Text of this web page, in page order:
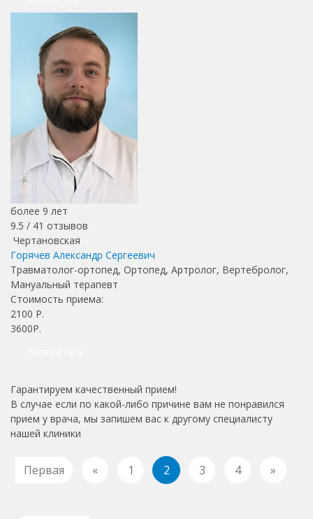
более 9 лет
9.5 / 41 отзывов
Чертановская
Горячев Александр Сергеевич
Травматолог-ортопед, Ортопед, Артролог, Вертебролог,
Мануальный терапевт
Стоимость приема:
2100 Р.
3600Р.
Гарантируем качественный прием!
В случае если по какой-либо причине вам не понравился
прием у врача, мы запишем вас к другому специалисту
нашей клиники
Первая « 1 2 3 4 »